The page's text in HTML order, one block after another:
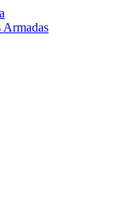
Armadas